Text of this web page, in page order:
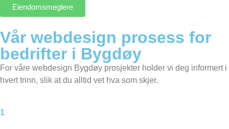
Eiendomsmeglere
Vår webdesign prosess for
bedrifter i Bygdøy
For våre webdesign Bygdøy prosjekter holder vi deg informert i
hvert trinn, slik at du alltid vet hva som skjer.
1